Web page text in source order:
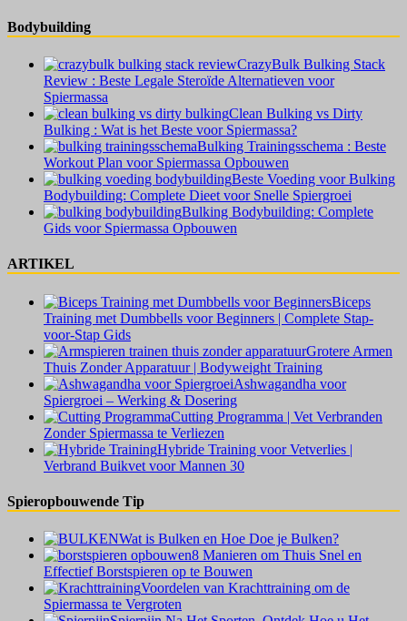
Bodybuilding
CrazyBulk Bulking Stack
Review : Beste Legale Steroïde Alternatieven voor
Spiermassa
Clean Bulking vs Dirty
Bulking : Wat is het Beste voor Spiermassa?
Bulking Trainingsschema : Beste
Workout Plan voor Spiermassa Opbouwen
Beste Voeding voor Bulking
Bodybuilding: Complete Dieet voor Snelle Spiergroei
Bulking Bodybuilding: Complete
Gids voor Spiermassa Opbouwen
ARTIKEL
Biceps
Training met Dumbbells voor Beginners | Complete Stap-
voor-Stap Gids
Grotere Armen
Thuis Zonder Apparatuur | Bodyweight Training
Ashwagandha voor
Spiergroei – Werking & Dosering
Cutting Programma | Vet Verbranden
Zonder Spiermassa te Verliezen
Hybride Training voor Vetverlies |
Verbrand Buikvet voor Mannen 30
Spieropbouwende Tip
Wat is Bulken en Hoe Doe je Bulken?
8 Manieren om Thuis Snel en
Effectief Borstspieren op te Bouwen
Voordelen van Krachttraining om de
Spiermassa te Vergroten